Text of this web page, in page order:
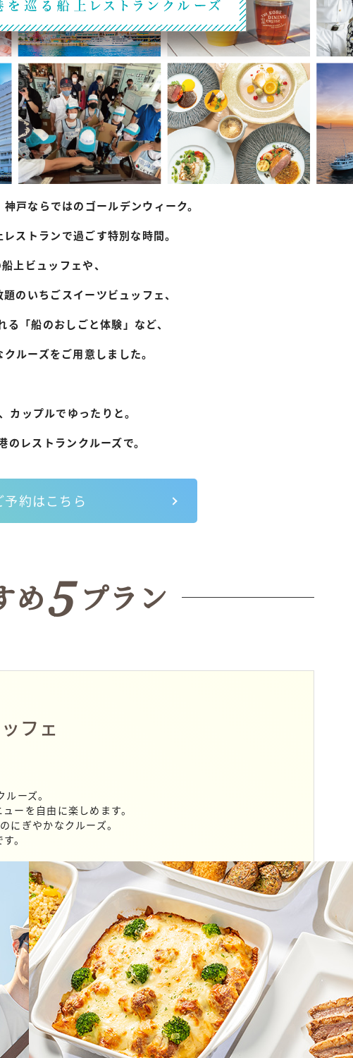
神戸ならではのゴールデンウィーク。
レストランで過ごす特別な時間。
上ビュッフェや、
のいちごスイーツビュッフェ、
「船のおしごと体験」など、
ルーズをご用意しました。
カップルでゆったりと。
のレストランクルーズで。
予約はこちら
め5 プラン
フェ
ーズ。
ーを自由に楽しめます。
にぎやかなクルーズ。
。